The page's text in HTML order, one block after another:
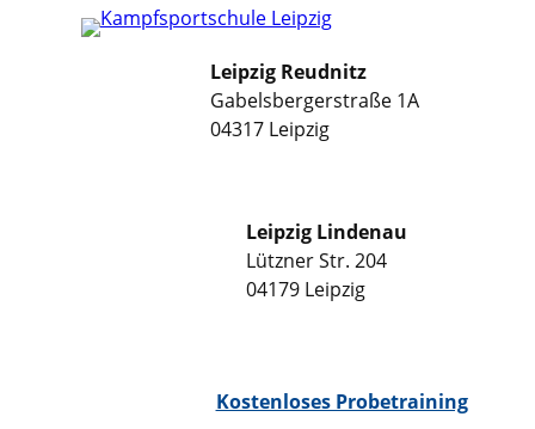
Leipzig Reudnitz
Gabelsbergerstraße 1A
04317 Leipzig
Leipzig Lindenau
Lützner Str. 204
04179 Leipzig
Kostenloses Probetraining